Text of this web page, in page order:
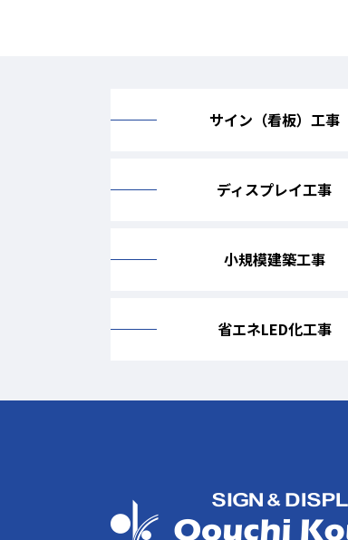
サイン（看板）工事
ディスプレイ工事
小規模建築工事
省エネLED化工事